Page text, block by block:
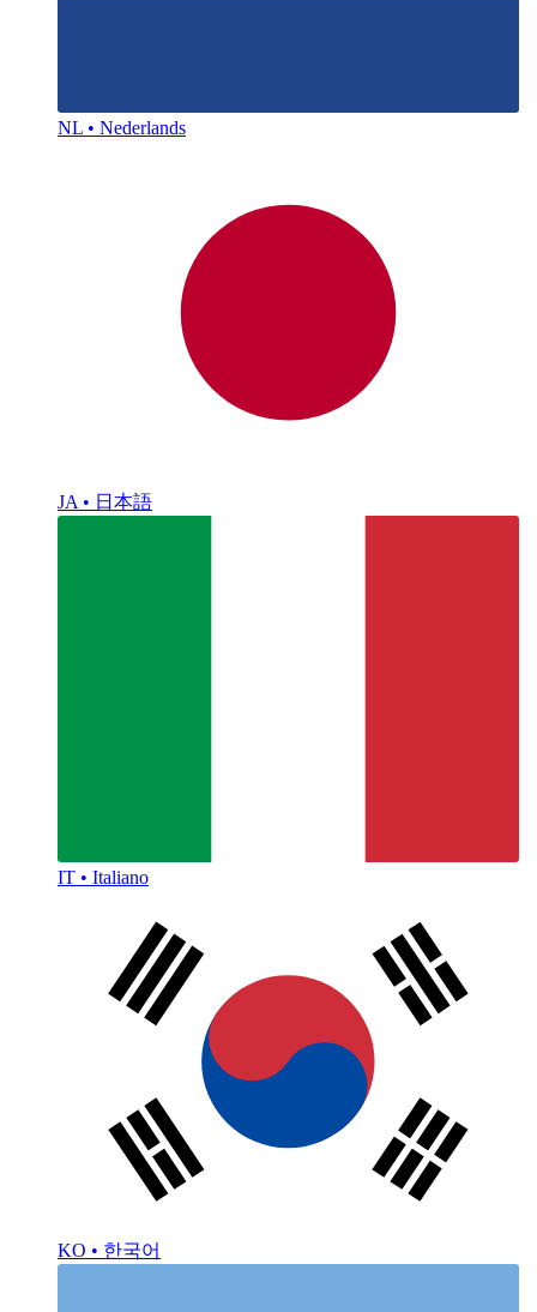
NL • Nederlands
JA • 日本語
IT • Italiano
KO • 한국어